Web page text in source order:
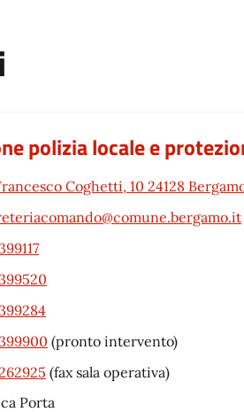
polizia locale e
Coghetti, 10 24128
(pronto intervento)
(fax sala operativa)
Porta